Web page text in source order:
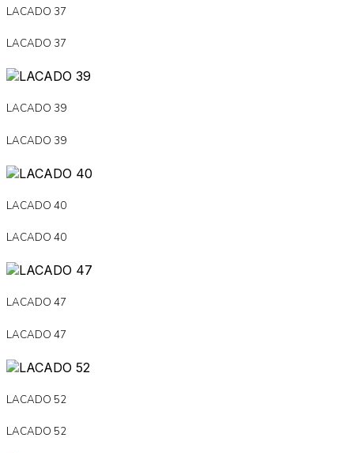
LACADO 37
LACADO 37
LACADO 39
LACADO 39
LACADO 40
LACADO 40
LACADO 47
LACADO 47
LACADO 52
LACADO 52